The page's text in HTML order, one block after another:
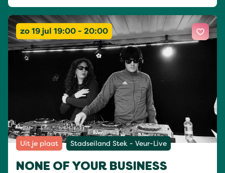
zo 19 jul 19:00 - 20:00
Uit je plaat Stadseiland Stek - Veur-Live
NONE OF YOUR BUSINESS